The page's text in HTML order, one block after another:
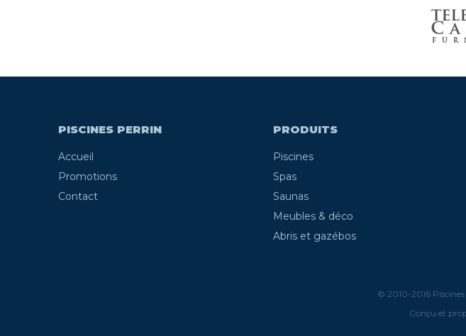
PISCINES PERRIN
Accueil
Promotions
Contact
PRODUITS
Piscines
Spas
Saunas
Meubles & déco
Abris et gazébos
© 2010-2016
Conçu et